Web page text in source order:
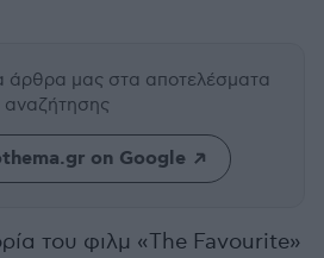
άρθρα μας στα αποτελέσματα
αναζήτησης
on Google
του φιλμ «The Favourite»